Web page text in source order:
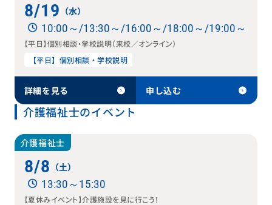
8/19 （水）
10:00～/13:30～/16:00～/18:00～/19:00～
【平日】個別相談・学校説明（来校／オンライン）
【平日】個別相談・学校説明
詳細を見る 申し込む
介護福祉士のイベント
介護福祉士
8/8 （土）
13:30～15:30
【夏休みイベント】介護施設を見に行こう！